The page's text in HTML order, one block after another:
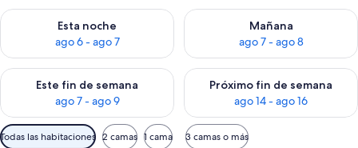
Esta noche
ago 6 - ago 7
Consulta la disponibilidad para esta noche, ago 6 - ago 7
Mañana
ago 7 - ago 8
Consulta la disponibilidad
Este fin de semana
ago 7 - ago 9
Consulta la disponibilidad para este fin de semana, ago 7 -
Próximo fin de semana
ago 14 - ago 16
Consulta la disponibilidad
Filtros
Todas las habitaciones 2 camas 1 cama 3 camas o más